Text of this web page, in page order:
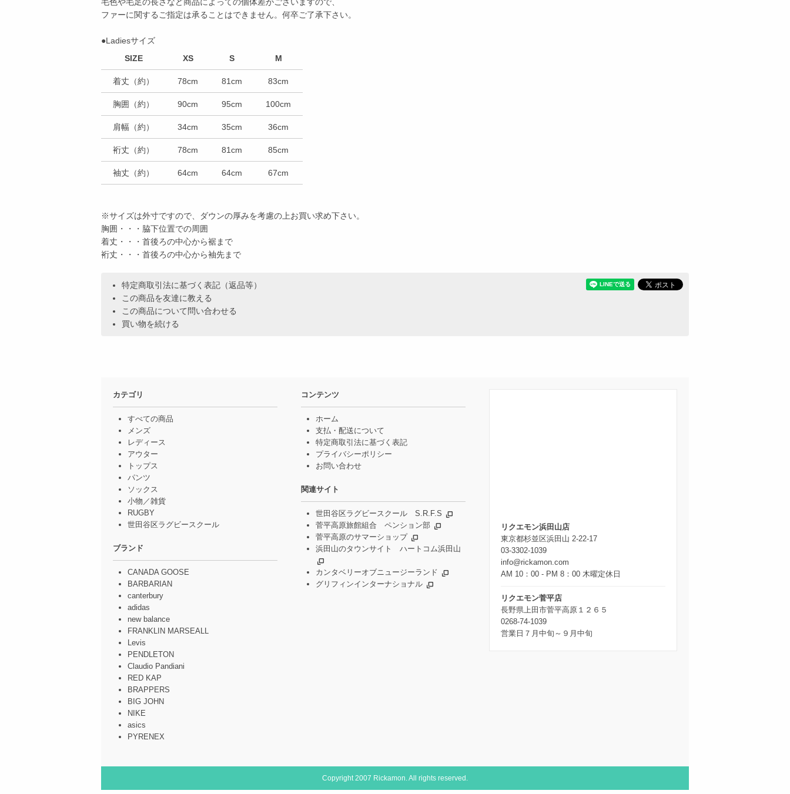
ファーに関するご指定は承ることはできません。何卒ご了承下さい。
●Ladiesサイズ
SIZE
XS S M
着丈（約） 78cm 81cm 83cm
胸囲（約） 90cm 95cm 100cm
肩幅（約） 34cm 35cm 36cm
裄丈（約） 78cm 81cm 85cm
袖丈（約） 64cm 64cm 67cm
※サイズは外寸ですので、ダウンの厚みを考慮の上お買い求め下さい。
胸囲・・・脇下位置での周囲
着丈・・・首後ろの中心から裾まで
裄丈・・・首後ろの中心から袖先まで
特定商取引法に基づく表記（返品等）
この商品を友達に教える
この商品について問い合わせる
買い物を続ける
カテゴリ
すべての商品
メンズ
レディース
アウター
トップス
パンツ
ソックス
小物／雑貨
RUGBY
世田谷区ラグビースクール
ブランド
CANADA GOOSE
BARBARIAN
canterbury
adidas
new balance
FRANKLIN MARSEALL
Levis
PENDLETON
Claudio Pandiani
RED KAP
BRAPPERS
BIG JOHN
NIKE
asics
PYRENEX
コンテンツ
ホーム
支払・配送について
特定商取引法に基づく表記
プライバシーポリシー
お問い合わせ
関連サイト
世田谷区ラグビースクール S.R.F.S
菅平高原旅館組合 ペンション部
菅平高原のサマーショップ
浜田山のタウンサイト ハートコム浜田山
カンタベリーオブニュージーランド
グリフィンインターナショナル
リクエモン浜田山店
東京都杉並区浜田山 2-22-17
03-3302-1039
info@rickamon.com
AM 10：00 - PM 8：00 木曜定休日
リクエモン菅平店
長野県上田市菅平高原１２６５
0268-74-1039
営業日７月中旬～９月中旬
Copyright 2007 Rickamon. All rights reserved.